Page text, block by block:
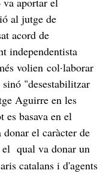
al jutge de
acord de
independentista
volien col·laborar
"desestabilitzar
Aguirre en les
es basava en el
el caràcter de
el qual va donar un
catalans i d'agents